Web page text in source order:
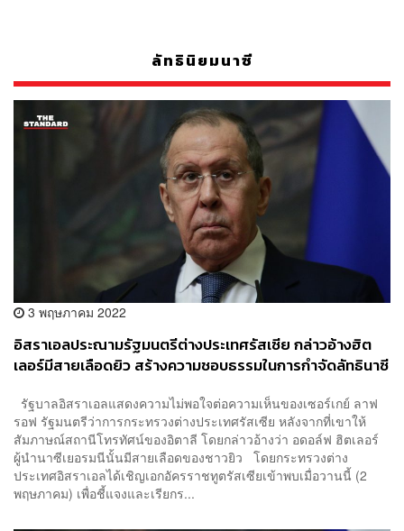
ลัทธินิยมนาซี
3 พฤษภาคม 2022
อิสราเอลประณามรัฐมนตรีต่างประเทศรัสเซีย กล่าวอ้างฮิต
เลอร์มีสายเลือดยิว สร้างความชอบธรรมในการกำจัดลัทธินาซี
รัฐบาลอิสราเอลแสดงความไม่พอใจต่อความเห็นของเซอร์เกย์ ลาฟ
รอฟ รัฐมนตรีว่าการกระทรวงต่างประเทศรัสเซีย หลังจากที่เขาให้
สัมภาษณ์สถานีโทรทัศน์ของอิตาลี โดยกล่าวอ้างว่า อดอล์ฟ ฮิตเลอร์
ผู้นำนาซีเยอรมนีนั้นมีสายเลือดของชาวยิว โดยกระทรวงต่าง
ประเทศอิสราเอลได้เชิญเอกอัครราชทูตรัสเซียเข้าพบเมื่อวานนี้ (2
พฤษภาคม) เพื่อชี้แจงและเรียกร...